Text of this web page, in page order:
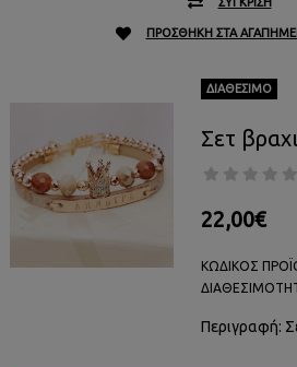
ΠΡΟΣΘΉΚΗ ΣΤΑ
ΔΙΑΘΈΣΙΜΟ
Σετ
22,00€
ΚΩΔΙΚΌΣ
Περιγραφή: